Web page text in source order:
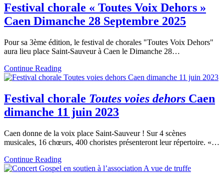
Festival chorale « Toutes Voix Dehors »
Caen Dimanche 28 Septembre 2025
Pour sa 3ème édition, le festival de chorales "Toutes Voix Dehors"
aura lieu place Saint-Sauveur à Caen le Dimanche 28…
Continue Reading
Festival chorale Toutes voies dehors Caen
dimanche 11 juin 2023
Caen donne de la voix place Saint-Sauveur ! Sur 4 scènes
musicales, 16 chœurs, 400 choristes présenteront leur répertoire. «…
Continue Reading